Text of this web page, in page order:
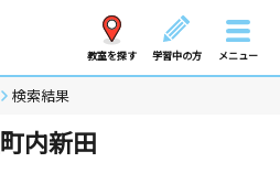
教室を探す 学習中の方 メニュー
検索結果
内新田